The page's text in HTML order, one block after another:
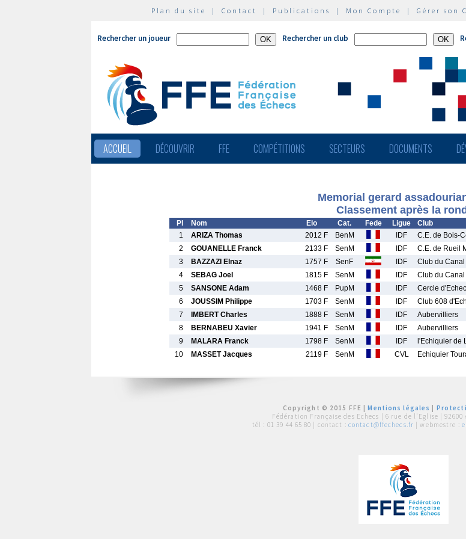
Plan du site | Contact | Publications | Mon Compte | Gérer son
Rechercher un joueur Rechercher un club
ACCUEIL DÉCOUVRIR FFE COMPÉTITIONS SECTEURS DOCUMENTS
Memorial gerard
Classement après la
Pl Nom Elo Cat. Fede Ligue Club
1
ARIZA Thomas 2012 F BenM IDF C.E. de Bois-
2
GOUANELLE Franck 2133 F SenM IDF C.E. de Rueil
3
BAZZAZI Elnaz 1757 F SenF IDF Club du
4
SEBAG Joel 1815 F SenM IDF Club du
5
SANSONE Adam 1468 F PupM IDF Cercle
6
JOUSSIM Philippe 1703 F SenM IDF Club 608
7
IMBERT Charles 1888 F SenM IDF Aubervilliers
8
BERNABEU Xavier 1941 F SenM IDF Aubervilliers
9
MALARA Franck 1798 F SenM IDF l'Echiquier de
10
MASSET Jacques 2119 F SenM CVL Echiquier
Copyright © 2015 FFE |Mentions légales
Fédération Française des Echecs | 6 rue de l'Eglise | 92600
tél : 01 39 44 65 80 | contact : contact@ffechecs.fr | webmestre :